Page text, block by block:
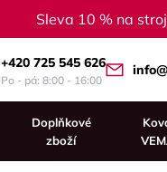
Sleva 10 % na stroj
+420 725 545 626
Po - pá: 8:00 - 16:00
Doplňkové
zboží